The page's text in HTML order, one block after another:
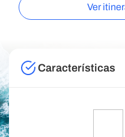
Ver
Características